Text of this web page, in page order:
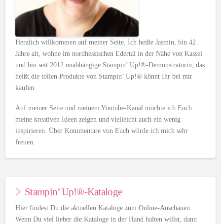
Herzlich willkommen auf meiner Seite. Ich heiße Jasmin, bin 42
Jahre alt, wohne im nordhessischen Edertal in der Nähe von Kassel
und bin seit 2012 unabhängige Stampin’ Up!®-Demonstratorin, das
heißt die tollen Produkte von Stampin’ Up!® könnt Ihr bei mir
kaufen.
Auf meiner Seite und meinem Youtube-Kanal möchte ich Euch
meine kreativen Ideen zeigen und vielleicht auch ein wenig
inspirieren. Über Kommentare von Euch würde ich mich sehr
freuen.
Stampin’ Up!®-Kataloge
Hier findest Du die aktuellen Kataloge zum Online-Anschauen.
Wenn Du viel lieber die Kataloge in der Hand halten willst, dann